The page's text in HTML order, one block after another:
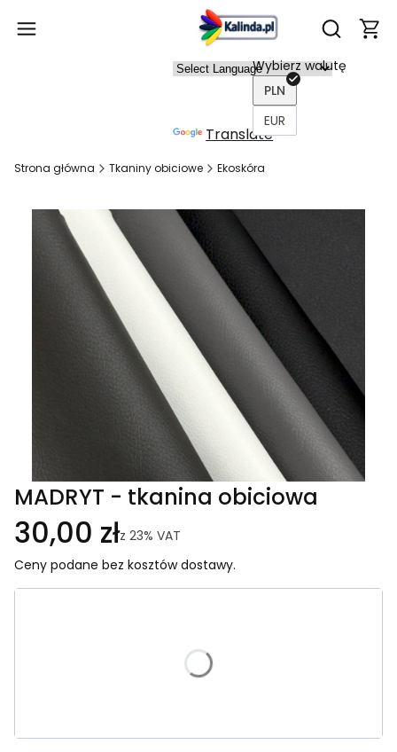
Otwórz
Translate
Wybierz walutę
PLN
EUR
Strona główna Tkaniny obiciowe Ekoskóra
MADRYT - tkanina obiciowa
30,00 złz 23% VAT
Ceny podane bez kosztów dostawy.